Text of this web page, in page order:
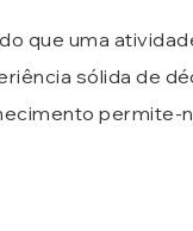
que uma
sólida de